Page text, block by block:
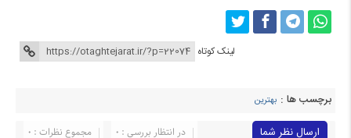
لینک کوتاه
برچسب ها : بهترین
ارسال نظر شما مجموع نظرات : 0
در انتظار بررسی : 0